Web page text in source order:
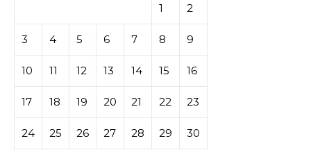
1 2
3 4 5 6 7 8 9
10 11 12 13 14 15 16
17 18 19 20 21 22 23
24 25 26 27 28 29 30